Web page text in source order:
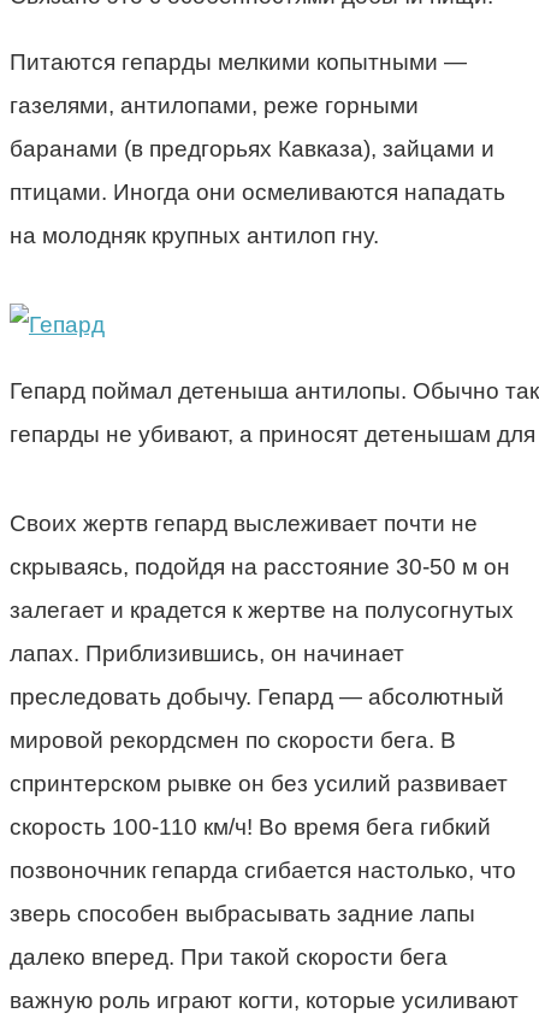
Питаются гепарды мелкими копытными —
газелями, антилопами, реже горными
баранами (в предгорьях Кавказа), зайцами и
птицами. Иногда они осмеливаются нападать
на молодняк крупных антилоп гну.
Гепард поймал детеныша антилопы. Обычно
гепарды не убивают, а приносят детенышам
Своих жертв гепард выслеживает почти не
скрываясь, подойдя на расстояние 30-50 м он
залегает и крадется к жертве на полусогнутых
лапах. Приблизившись, он начинает
преследовать добычу. Гепард — абсолютный
мировой рекордсмен по скорости бега. В
спринтерском рывке он без усилий развивает
скорость 100-110 км/ч! Во время бега гибкий
позвоночник гепарда сгибается настолько, что
зверь способен выбрасывать задние лапы
далеко вперед. При такой скорости бега
важную роль играют когти, которые усиливают